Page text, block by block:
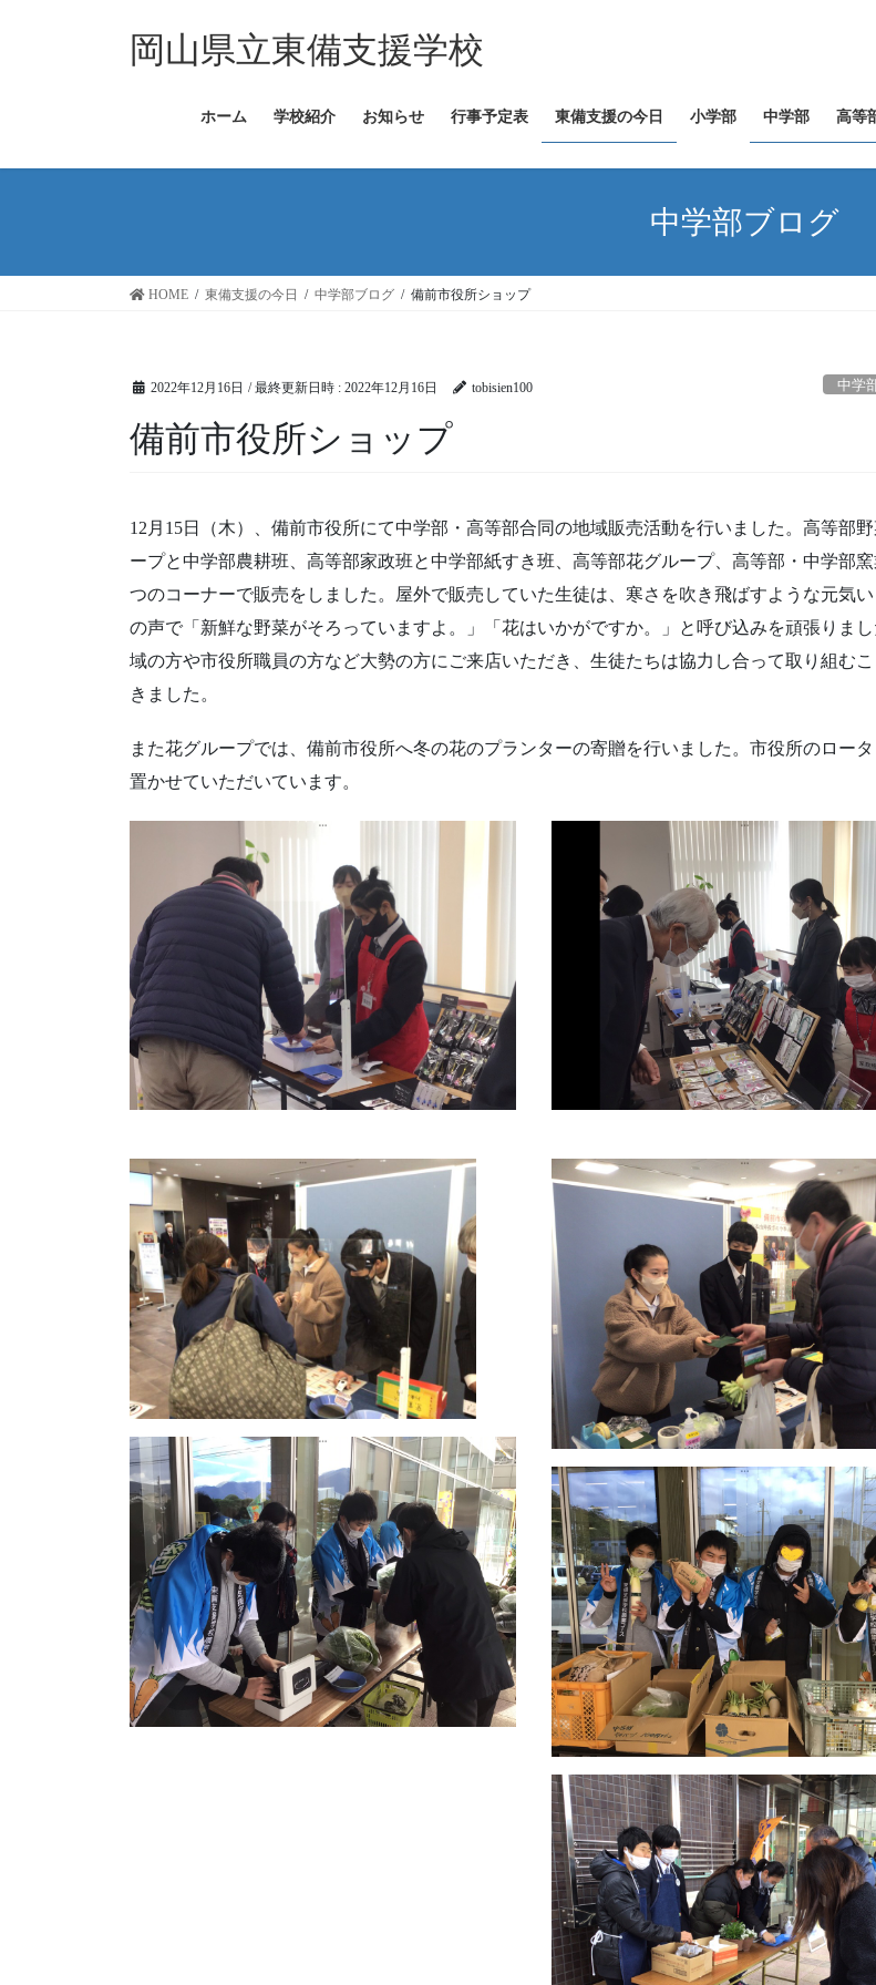
ス
ン
岡山県立東備支援学校
ホーム 学校紹介 お知らせ 行事予定表 東備支援の今日 小学部 中学部 高等
中学部ブログ
HOME 東備支援の今日 中学部ブログ 備前市役所ショップ
2022年12月16日 / 最終更新日時 : 2022年12月16日 tobisien100 中学
備前市役所ショップ
12月15日（木）、備前市役所にて中学部・高等部合同の地域販売活動を行いました。高等部
ープと中学部農耕班、高等部家政班と中学部紙すき班、高等部花グループ、高等部・中学部
つのコーナーで販売をしました。屋外で販売していた生徒は、寒さを吹き飛ばすような元気
の声で「新鮮な野菜がそろっていますよ。」「花はいかがですか。」と呼び込みを頑張りま
域の方や市役所職員の方など大勢の方にご来店いただき、生徒たちは協力し合って取り組む
きました。
また花グループでは、備前市役所へ冬の花のプランターの寄贈を行いました。市役所のロータ
置かせていただいています。